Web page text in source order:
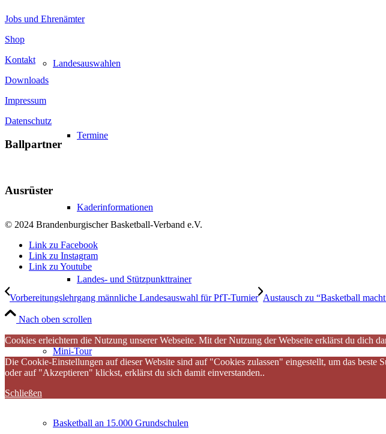
Landesauswahlen
Termine
Kaderinformationen
Landes- und Stützpunkttrainer
Mini-Tour
Basketball an 15.000 Grundschulen
Jobs und Ehrenämter
Shop
Kontakt
Downloads
Impressum
Datenschutz
Ballpartner
Ausrüster
© 2024 Brandenburgischer Basketball-Verband e.V.
Link zu Facebook
Link zu Instagram
Link zu Youtube
Vorbereitungslehrgang männliche Landesauswahl für PfT-Turnier Austausch zu “Basketball
Nach oben scrollen
Cookies erleichtern die Nutzung unserer Webseite. Mit der Nutzung der Webseite erklärst du dich
Die Cookie-Einstellungen auf dieser Website sind auf "Cookies zulassen" eingestellt, um das
oder auf "Akzeptieren" klickst, erklärst du sich damit einverstanden..
Schließen